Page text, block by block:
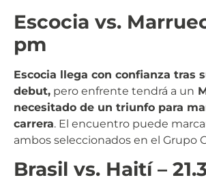
Escocia vs.
pm
Escocia llega con confianza tras
debut, pero enfrente tendrá a un
necesitado de un triunfo para
carrera. El encuentro puede
ambos seleccionados en el Grupo
Brasil vs. Haití –